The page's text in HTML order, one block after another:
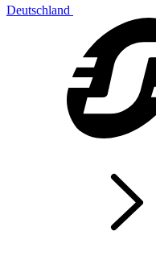
Deutschland